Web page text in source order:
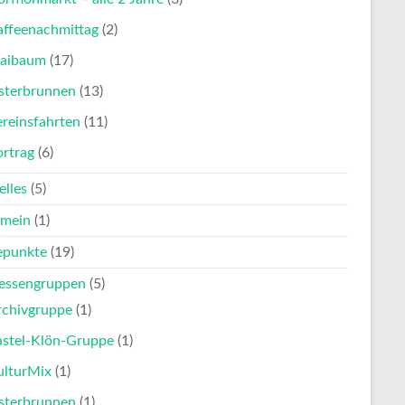
(2)
(17)
(13)
(11)
(6)
(5)
(1)
(19)
(5)
(1)
Klön-Gruppe (1)
(1)